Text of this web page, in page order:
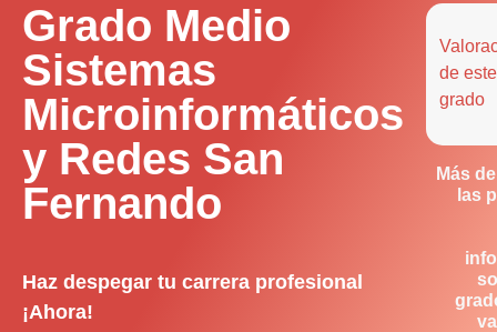
Grado Medio
Sistemas
Microinformáticos
y Redes San
Fernando
Haz despegar tu carrera profesional
¡Ahora!
de este
grado
Más
las